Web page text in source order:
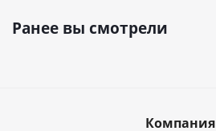
Ранее вы смотрели
Компания